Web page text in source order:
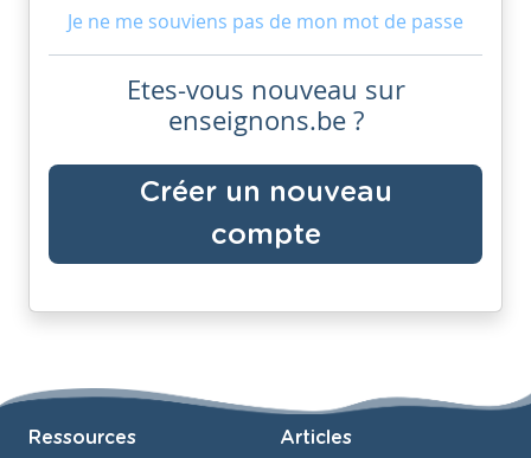
Je ne me souviens pas de mon mot de passe
Etes-vous nouveau sur
enseignons.be ?
Créer un nouveau
compte
Ressources Articles